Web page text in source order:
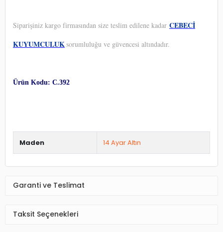
Siparişiniz kargo firmasından size teslim edilene kadar CEBECİ
KUYUMCULUKsorumluluğu ve güvencesi altındadır.
Ürün Kodu: C.392
Maden 14 Ayar Altın
Garanti ve Teslimat
Taksit Seçenekleri